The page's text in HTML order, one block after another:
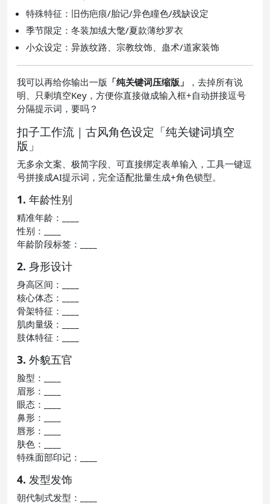
特殊特征：旧伤疤痕/胎记/异色瞳色/残缺设定
季节限定：冬装加绒大氅/夏款薄纱罗衣
小众设定：异族纹路、宗教纹饰、蛊术/道家装饰
我可以再给你输出一版 「纯关键词压缩版」
，去掉所有说
明、只剩填空Key，方便你直接做成输入框+自动拼接逗号
分隔提示词，要吗？
扣子工作流｜古风角色设定「纯关键词填空
版」
无多余文案、极简字段、可直接绑定表单输入，工具一键逗
号拼接成AI提示词，完全适配批量生成+角色锁型。
1. 年龄性别
精准年龄：____
性别：____
年龄阶段标签：____
2. 身形设计
身高区间：____
核心体态：____
骨架特征：____
肌肉量级：____
肢体特征：____
3. 外貌五官
脸型：____
眉形：____
眼态：____
鼻形：____
唇形：____
肤色：____
特殊面部印记：____
4. 发型发饰
朝代制式发型：____